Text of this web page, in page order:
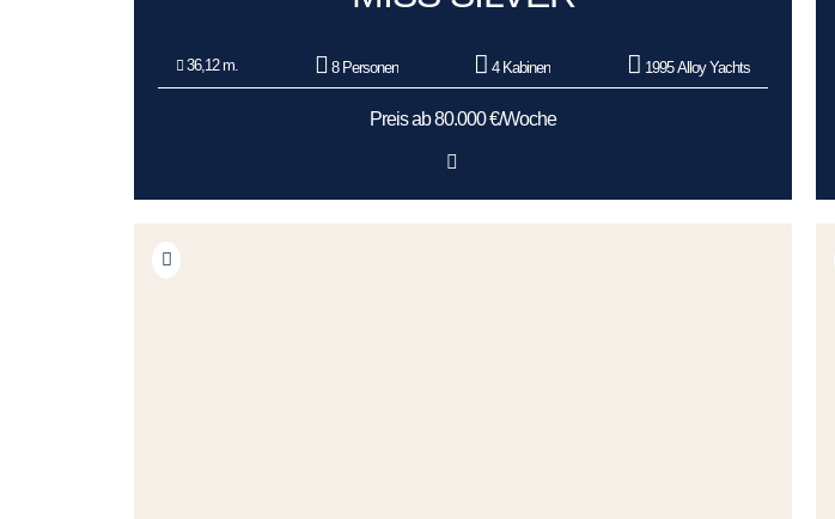
36,12 m. 8 Personen 4 Kabinen 1995 Alloy Yachts
Preis ab 80.000 €/Woche